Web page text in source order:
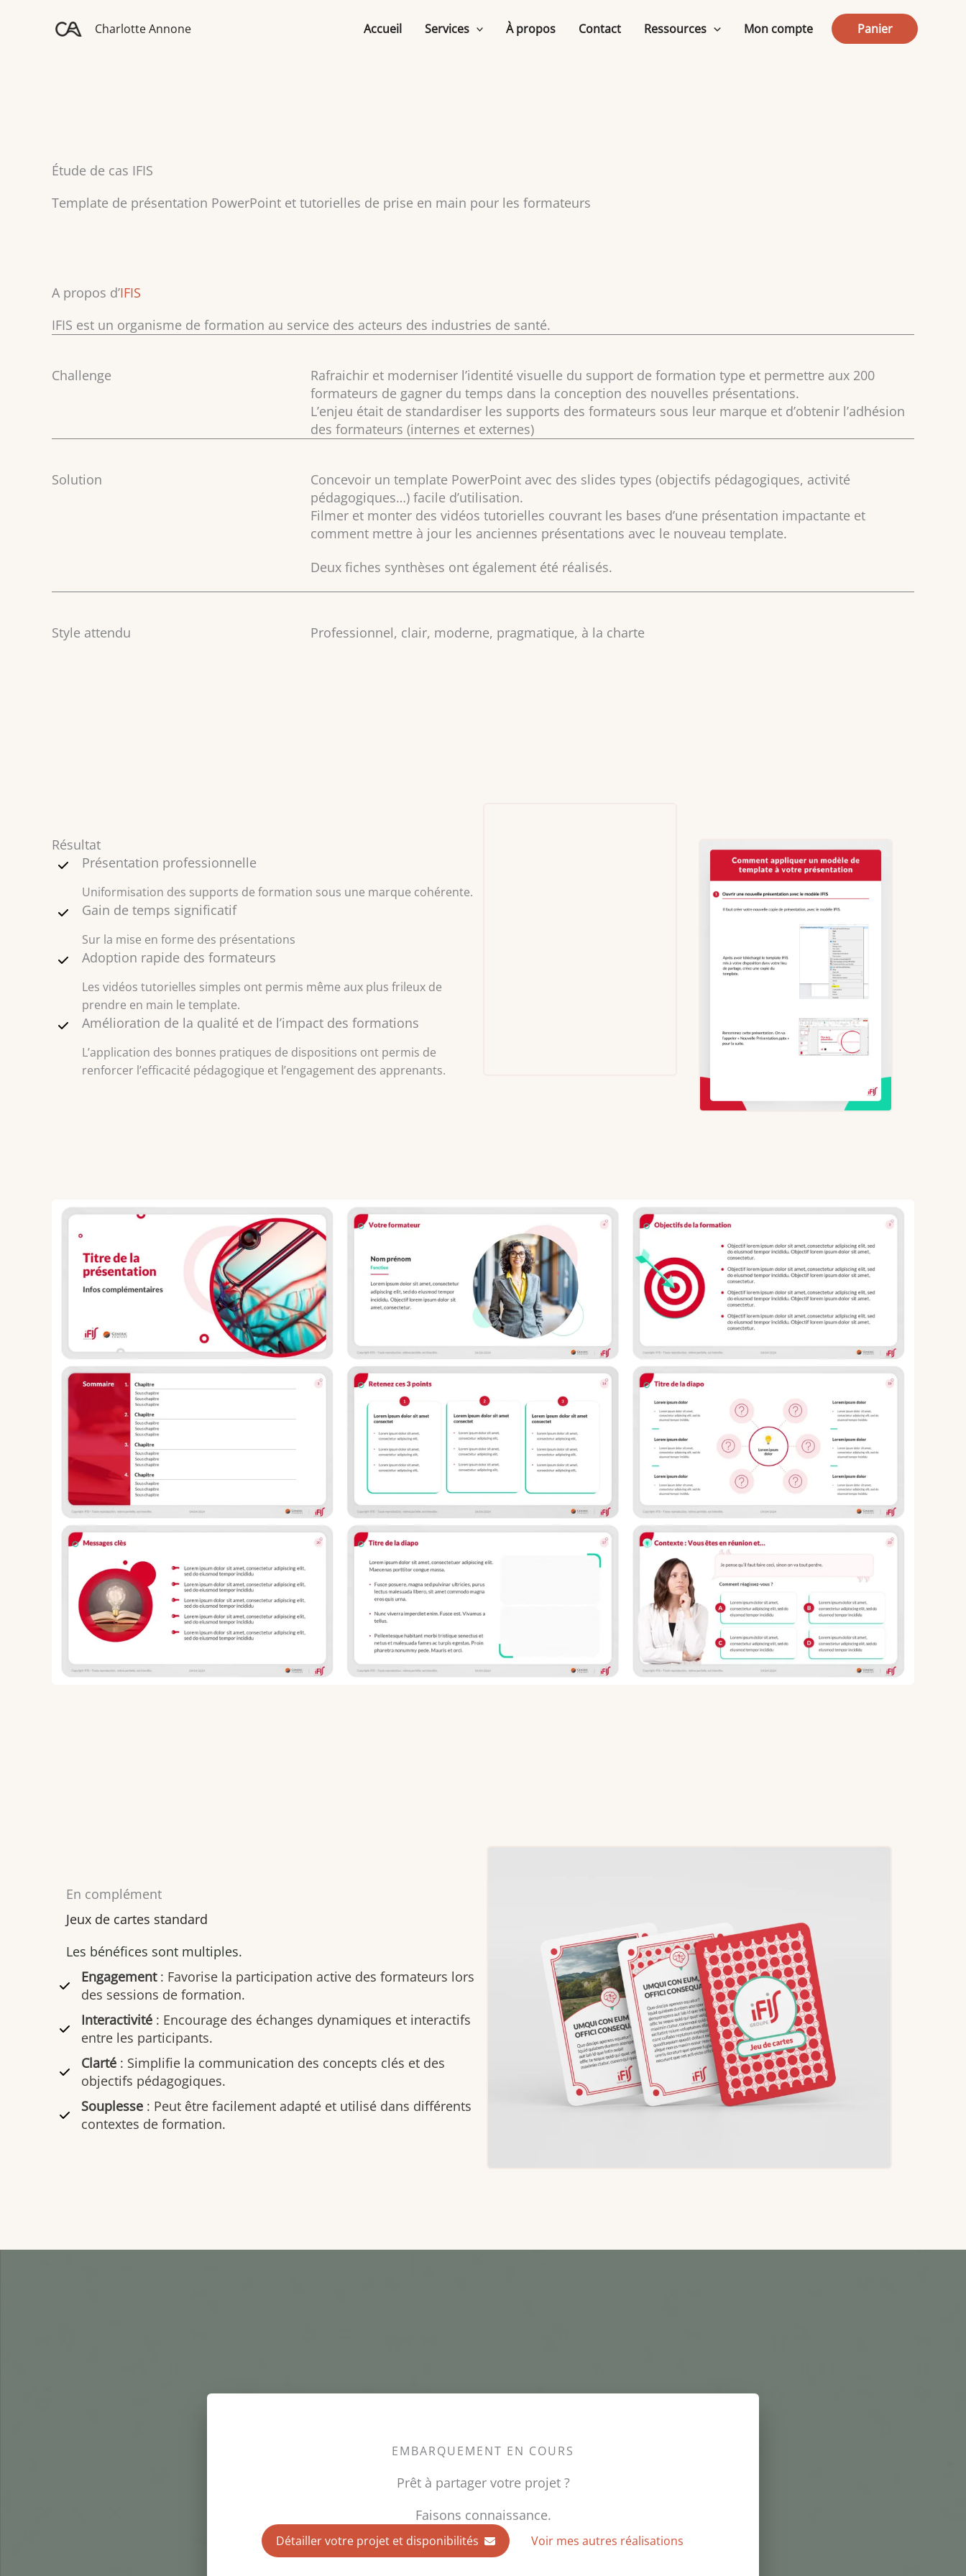
Charlotte Annone Accueil Services À propos Contact Ressources Mon compte Panier
Étude de cas IFIS
Template de présentation PowerPoint et tutorielles de prise en main pour les formateurs
A propos d’IFIS
IFIS est un organisme de formation au service des acteurs des industries de santé.
Challenge
Rafraichir et moderniser l’identité visuelle du support de formation type et permettre aux 200
formateurs de gagner du temps dans la conception des nouvelles présentations.
L’enjeu était de standardiser les supports des formateurs sous leur marque et d’obtenir l’adhésion
des formateurs (internes et externes)
Solution
Concevoir un template PowerPoint avec des slides types (objectifs pédagogiques, activité
pédagogiques…) facile d’utilisation.
Filmer et monter des vidéos tutorielles couvrant les bases d’une présentation impactante et
comment mettre à jour les anciennes présentations avec le nouveau template.
Deux fiches synthèses ont également été réalisés.
Style attendu Professionnel, clair, moderne, pragmatique, à la charte
Résultat
Présentation professionnelle
Uniformisation des supports de formation sous une marque cohérente.
Gain de temps significatif
Sur la mise en forme des présentations
Adoption rapide des formateurs
Les vidéos tutorielles simples ont permis même aux plus frileux de
prendre en main le template.
Amélioration de la qualité et de l’impact des formations
L’application des bonnes pratiques de dispositions ont permis de
renforcer l’efficacité pédagogique et l’engagement des apprenants.
En complément
Jeux de cartes standard
Les bénéfices sont multiples.
Engagement : Favorise la participation active des formateurs lors
des sessions de formation.
Interactivité : Encourage des échanges dynamiques et interactifs
entre les participants.
Clarté : Simplifie la communication des concepts clés et des
objectifs pédagogiques.
Souplesse : Peut être facilement adapté et utilisé dans différents
contextes de formation.
EMBARQUEMENT EN COURS
Prêt à partager votre projet ?
Faisons connaissance.
Détailler votre projet et disponibilités Voir mes autres réalisations